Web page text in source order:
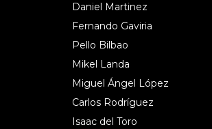
Daniel Martinez
Fernando Gaviria
Pello Bilbao
Mikel Landa
Miguel Ángel López
Carlos Rodríguez
Isaac del Toro